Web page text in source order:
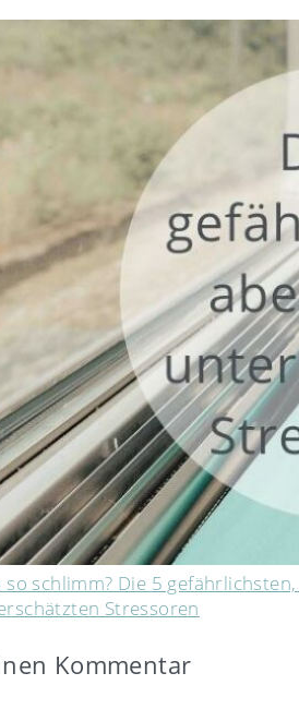
so schlimm? Die 5
Stressoren
Kommentar